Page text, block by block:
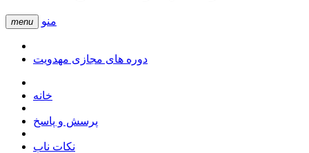
menu منو
دوره های مجازی مهدویت
خانه
پرسش و پاسخ
نکات ناب